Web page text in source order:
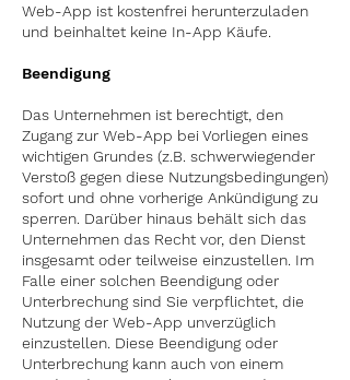
Web-App ist kostenfrei herunterzuladen
und beinhaltet keine In-App Käufe.
Beendigung
Das Unternehmen ist berechtigt, den
Zugang zur Web-App bei Vorliegen eines
wichtigen Grundes (z.B. schwerwiegender
Verstoß gegen diese Nutzungsbedingungen)
sofort und ohne vorherige Ankündigung zu
sperren. Darüber hinaus behält sich das
Unternehmen das Recht vor, den Dienst
insgesamt oder teilweise einzustellen. Im
Falle einer solchen Beendigung oder
Unterbrechung sind Sie verpflichtet, die
Nutzung der Web-App unverzüglich
einzustellen. Diese Beendigung oder
Unterbrechung kann auch von einem